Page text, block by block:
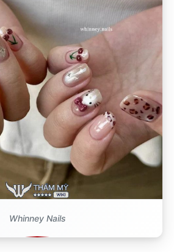
Whinney Nails